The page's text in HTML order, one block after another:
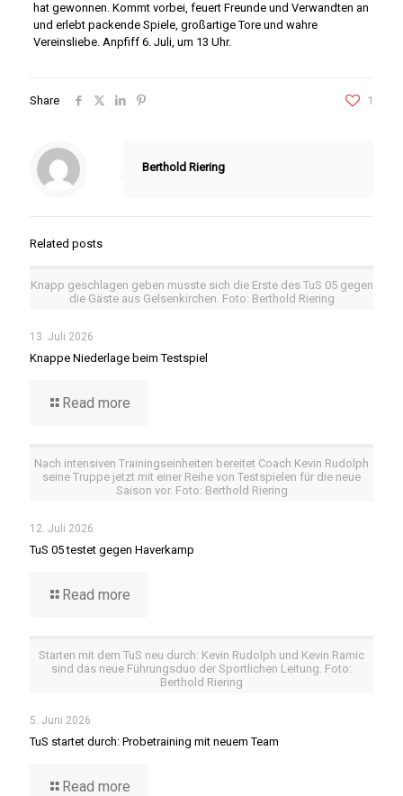
hat gewonnen. Kommt vorbei, feuert Freunde und Verwandten an
und erlebt packende Spiele, großartige Tore und wahre
Vereinsliebe. Anpfiff 6. Juli, um 13 Uhr.
Share 1
Berthold Riering
Related posts
Knapp geschlagen geben musste sich die Erste des TuS 05 gegen
die Gäste aus Gelsenkirchen. Foto: Berthold Riering
13. Juli 2026
Knappe Niederlage beim Testspiel
Read more
Nach intensiven Trainingseinheiten bereitet Coach Kevin Rudolph
seine Truppe jetzt mit einer Reihe von Testspielen für die neue
Saison vor. Foto: Berthold Riering
12. Juli 2026
TuS 05 testet gegen Haverkamp
Read more
Starten mit dem TuS neu durch: Kevin Rudolph und Kevin Ramic
sind das neue Führungsduo der Sportlichen Leitung. Foto:
Berthold Riering
5. Juni 2026
TuS startet durch: Probetraining mit neuem Team
Read more